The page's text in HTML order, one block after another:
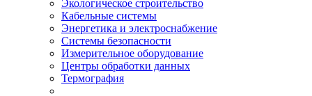
Экологическое строительство
Кабельные системы
Энергетика и электроснабжение
Системы безопасности
Измерительное оборудование
Центры обработки данных
Термография